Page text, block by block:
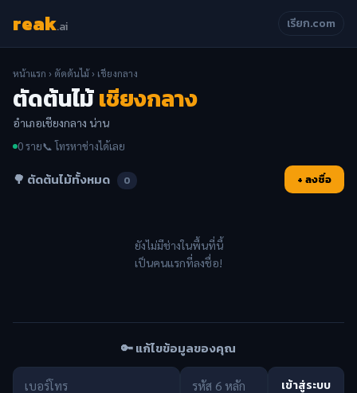
reak.ai เรียก.com
หน้าแรก › ตัดต้นไม้› เชียงกลาง
ตัดต้นไม้เชียงกลาง
อำเภอเชียงกลาง น่าน
0 ราย📞 โทรหาช่างได้เลย
🌳 ตัดต้นไม้ทั้งหมด 0 + ลงชื่อ
ยังไม่มีช่างในพื้นที่นี้
เป็นคนแรกที่ลงชื่อ!
🔑 แก้ไขข้อมูลของคุณ
เข้าสู่ระบบ